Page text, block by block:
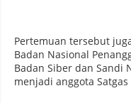
Pertemuan tersebut
Badan Nasional
Badan Siber dan Sandi
menjadi anggota Satgas